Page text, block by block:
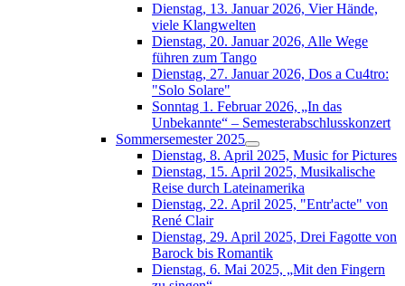
Dienstag, 13. Januar 2026, Vier Hände,
viele Klangwelten
Dienstag, 20. Januar 2026, Alle Wege
führen zum Tango
Dienstag, 27. Januar 2026, Dos a Cu4tro:
"Solo Solare"
Sonntag 1. Februar 2026, „In das
Unbekannte“ – Semesterabschlusskonzert
Sommersemester 2025
Dienstag, 8. April 2025, Music for Pictures
Dienstag, 15. April 2025, Musikalische
Reise durch Lateinamerika
Dienstag, 22. April 2025, "Entr'acte" von
René Clair
Dienstag, 29. April 2025, Drei Fagotte von
Barock bis Romantik
Dienstag, 6. Mai 2025, „Mit den Fingern